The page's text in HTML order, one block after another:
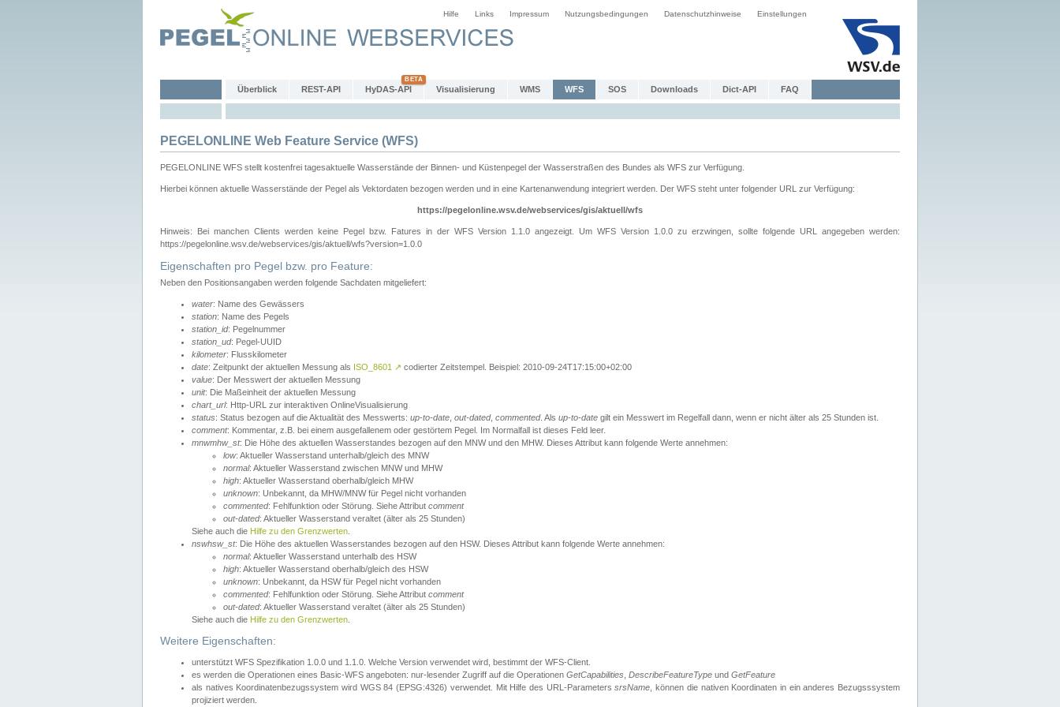
Hilfe Links Impressum Nutzungsbedingungen Datenschutzhinweise Einstellungen
Überblick REST-API HyDAS-API Visualisierung WMS WFS SOS Downloads Dict-API FAQ
PEGELONLINE Web Feature Service (WFS)
PEGELONLINE WFS stellt kostenfrei tagesaktuelle Wasserstände der Binnen- und Küstenpegel der Wasserstraßen des Bundes als WFS zur Verfügung.
Hierbei können aktuelle Wasserstände der Pegel als Vektordaten bezogen werden und in eine Kartenanwendung integriert werden. Der WFS steht unter folgender URL zur Verfügung:
https://pegelonline.wsv.de/webservices/gis/aktuell/wfs
Hinweis: Bei manchen Clients werden keine Pegel bzw. Fatures in der WFS Version 1.1.0 angezeigt. Um WFS Version 1.0.0 zu erzwingen, sollte folgende URL angegeben werden:
https://pegelonline.wsv.de/webservices/gis/aktuell/wfs?version=1.0.0
Eigenschaften pro Pegel bzw. pro Feature:
Neben den Positionsangaben werden folgende Sachdaten mitgeliefert:
water: Name des Gewässers
station: Name des Pegels
station_id: Pegelnummer
station_ud: Pegel-UUID
kilometer: Flusskilometer
date: Zeitpunkt der aktuellen Messung als ISO_8601 ↗ codierter Zeitstempel. Beispiel: 2010-09-24T17:15:00+02:00
value: Der Messwert der aktuellen Messung
unit: Die Maßeinheit der aktuellen Messung
chart_url: Http-URL zur interaktiven OnlineVisualisierung
status: Status bezogen auf die Aktualität des Messwerts: up-to-date out-dated, commented. Als up-to-date gilt ein Messwert im Regelfall dann, wenn er nicht älter als 25 Stunden ist.
comment: Kommentar, z.B. bei einem ausgefallenem oder gestörtem Pegel. Im Normalfall ist dieses Feld leer.
mnwmhw_st: Die Höhe des aktuellen Wasserstandes bezogen auf den MNW und den MHW. Dieses Attribut kann folgende Werte annehmen:
low: Aktueller Wasserstand unterhalb/gleich des MNW
normal: Aktueller Wasserstand zwischen MNW und MHW
high: Aktueller Wasserstand oberhalb/gleich MHW
unknown: Unbekannt, da MHW/MNW für Pegel nicht vorhanden
commented: Fehlfunktion oder Störung. Siehe Attribut comment
out-dated: Aktueller Wasserstand veraltet (älter als 25 Stunden)
Siehe auch die Hilfe zu den Grenzwerten
nswhsw_st: Die Höhe des aktuellen Wasserstandes bezogen auf den HSW. Dieses Attribut kann folgende Werte annehmen:
normal: Aktueller Wasserstand unterhalb des HSW
high: Aktueller Wasserstand oberhalb/gleich des HSW
unknown: Unbekannt, da HSW für Pegel nicht vorhanden
commented: Fehlfunktion oder Störung. Siehe Attribut comment
out-dated: Aktueller Wasserstand veraltet (älter als 25 Stunden)
Siehe auch die Hilfe zu den Grenzwerten
Weitere Eigenschaften:
unterstützt WFS Spezifikation 1.0.0 und 1.1.0. Welche Version verwendet wird, bestimmt der WFS-Client.
es werden die Operationen eines Basic-WFS angeboten: nur-lesender Zugriff auf die Operationen GetCapabilities DescribeFeatureType und GetFeature
als natives Koordinatenbezugssystem wird WGS 84 (EPSG:4326) verwendet. Mit Hilfe des URL-ParameterssrsName , können die nativen Koordinaten in ein anderes Bezugsssystem
projiziert werden.